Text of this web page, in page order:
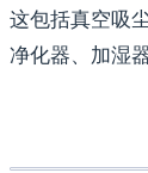
这包括真空吸
净化器、加湿